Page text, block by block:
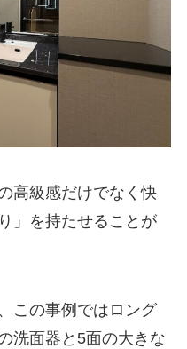
高級感だけでなく快
」を持たせることが
この事例ではロング
洗面器と5面の大きな